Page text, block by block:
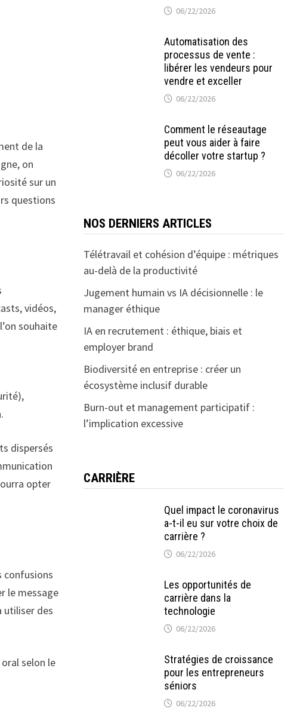
de la
on
sur un
questions
vidéos,
souhaite
dispersés
opter
confusions
le message
utiliser des
selon le
06/22/2026
Automatisation des
processus de vente :
libérer les vendeurs pour
vendre et exceller
06/22/2026
Comment le réseautage
peut vous aider à faire
décoller votre startup ?
06/22/2026
NOS DERNIERS ARTICLES
Télétravail et cohésion d’équipe : métriques
au-delà de la productivité
Jugement humain vs IA décisionnelle : le
manager éthique
IA en recrutement : éthique, biais et
employer brand
Biodiversité en entreprise : créer un
écosystème inclusif durable
Burn-out et management participatif :
l’implication excessive
CARRIÈRE
Quel impact le coronavirus
a-t-il eu sur votre choix de
carrière ?
06/22/2026
Les opportunités de
carrière dans la
technologie
06/22/2026
Stratégies de croissance
pour les entrepreneurs
séniors
06/22/2026